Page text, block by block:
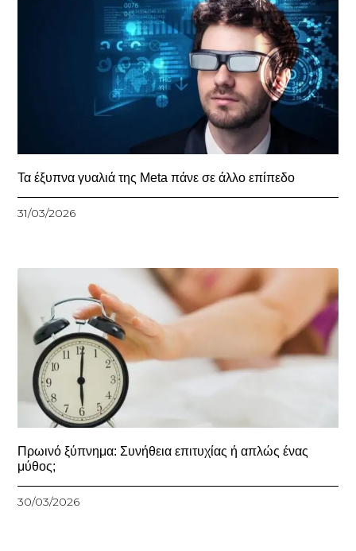
Τα έξυπνα γυαλιά της Meta πάνε σε άλλο επίπεδο
31/03/2026
Πρωινό ξύπνημα: Συνήθεια επιτυχίας ή απλώς ένας
μύθος;
30/03/2026